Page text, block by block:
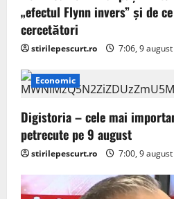
„efectul Flynn invers” și de
cercetători
stirilepescurt.ro 7:06, 9
Economic
Digistoria – cele mai
petrecute pe 9 august
stirilepescurt.ro 7:00, 9